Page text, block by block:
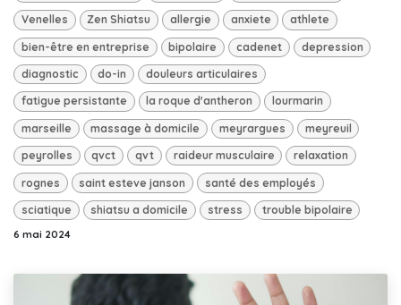
Venelles Zen Shiatsu allergie anxiete athlete
bien-être en entreprise bipolaire cadenet depression
diagnostic do-in douleurs articulaires
fatigue persistante la roque d'antheron lourmarin
marseille massage à domicile meyrargues meyreuil
peyrolles qvct qvt raideur musculaire relaxation
rognes saint esteve janson santé des employés
sciatique shiatsu a domicile stress trouble bipolaire
6 mai 2024